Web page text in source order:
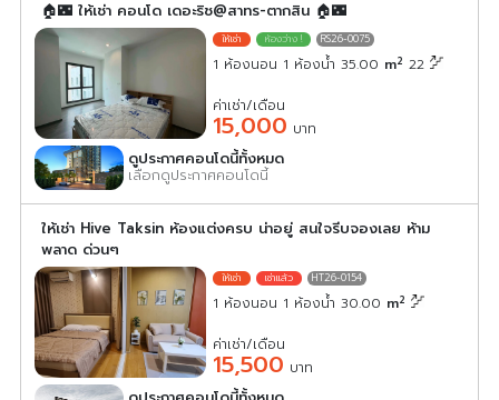
🏠🌃 ให้เช่า คอนโด เดอะริช@สาทร-ตากสิน 🏠🌃
RS26-0075
1 ห้องนอน 1 ห้องน้ำ 35.00 m2 22
ค่าเช่า/เดือน
15,000 บาท
ดูประกาศคอนโดนี้ทั้งหมด
เลือกดูประกาศคอนโดนี้
ให้เช่า Hive Taksin ห้องแต่งครบ น่าอยู่ สนใจรีบจองเลย ห้าม
พลาด ด่วนๆ
HT26-0154
1 ห้องนอน 1 ห้องน้ำ 30.00 m2
ค่าเช่า/เดือน
15,500 บาท